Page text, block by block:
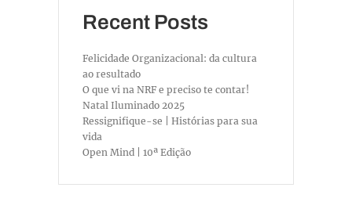
Recent Posts
Felicidade Organizacional: da cultura
ao resultado
O que vi na NRF e preciso te contar!
Natal Iluminado 2025
Ressignifique-se | Histórias para sua
vida
Open Mind | 10ª Edição